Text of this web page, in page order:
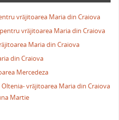
vrăjitoarea Maria din Craiova
vrăjitoarea Maria din Craiova
Maria din Craiova
din Craiova
Mercedeza
vrăjitoarea Maria din Craiova
Martie